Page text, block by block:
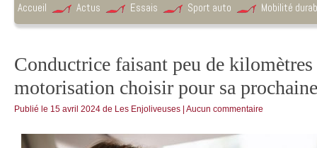
Accueil Actus Essais Sport auto Mobilité
Conductrice faisant peu de
motorisation choisir pour sa
Publié le 15 avril 2024 de Les Enjoliveuses Aucun commentaire